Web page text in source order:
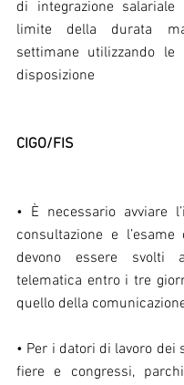
di integrazione
limite della durata
settimane utilizzando
disposizione
CIGO/FIS
• È necessario avviare
consultazione e l’esame
devono essere svolti
telematica entro i tre
quello della
• Per i datori di lavoro dei
fiere e congressi,